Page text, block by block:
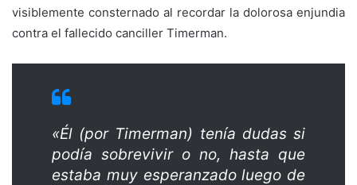
visiblemente consternado al recordar la dolorosa enjundia
contra el fallecido canciller Timerman.
«Él (por Timerman) tenía dudas si
podía sobrevivir o no, hasta que
estaba muy esperanzado luego de